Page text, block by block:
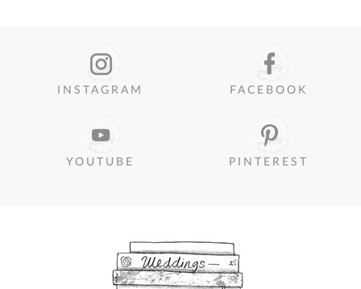
INSTAGRAM FACEBOOK
YOUTUBE PINTEREST